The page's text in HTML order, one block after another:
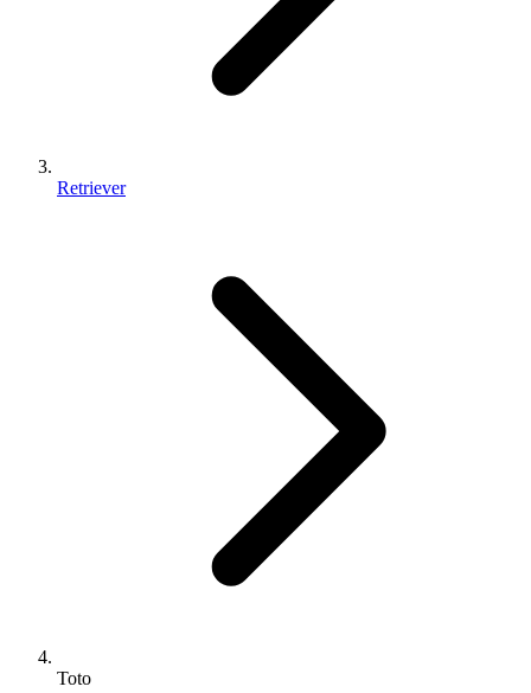
Retriever
Toto